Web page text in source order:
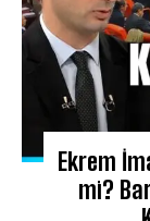
Ekrem
mi?